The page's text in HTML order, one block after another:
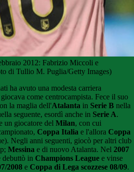
2012: Fabrizio Miccoli e
di Tullio M. Puglia/Getty Images)
ha avuto una modesta carriera
come centrocampista. Fece il suo
la maglia dell'Atalanta in Serie B nella
seguente, esordì anche in Serie A.
un giocatore del Milan, con cui
Coppa Italia e l'allora Coppa
Negli anni seguenti, giocò per altri club
Messina e di nuovo Atalanta. Nel 2007
debuttò in Champions League e vinse
2008 e Coppa di Lega scozzese 08/09.